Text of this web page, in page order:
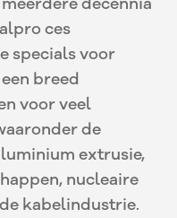
ces
specials voor
breed
voor veel
de
extrusie,
nucleaire
kabelindustrie.